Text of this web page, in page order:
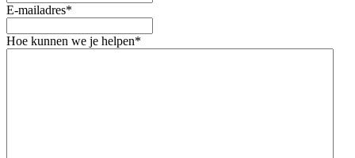
E-mailadres*
Hoe kunnen we je helpen*